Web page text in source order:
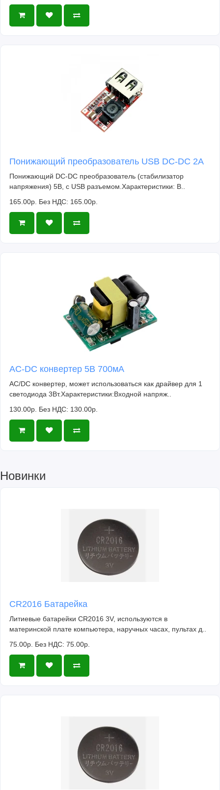
Понижающий преобразователь USB DC-DC 2A
Понижающий DC-DC преобразователь (стабилизатор
напряжения) 5В, с USB разъемом.Характеристики: В..
165.00р. Без НДС: 165.00р.
AC-DC конвертер 5В 700мА
AC/DC конвертер, может использоваться как драйвер для 1
светодиода 3Вт.Характеристики:Входной напряж..
130.00р. Без НДС: 130.00р.
Новинки
CR2016 Батарейка
Литиевые батарейки CR2016 3V, используются в
материнской плате компьютера, наручных часах, пультах д..
75.00р. Без НДС: 75.00р.